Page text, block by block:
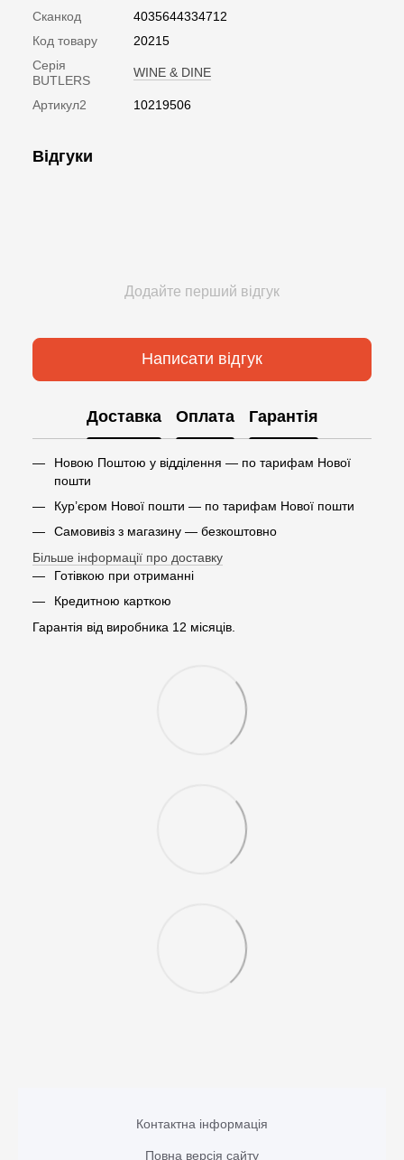
Сканкод
4035644334712
Код товару
20215
Серія
BUTLERS
WINE & DINE
Артикул2 10219506
Відгуки
Додайте перший відгук
Написати відгук
Доставка Оплата Гарантія
Новою Поштою у відділення — по тарифам Нової
пошти
Кур’єром Нової пошти — по тарифам Нової пошти
Самовивіз з магазину — безкоштовно
Більше інформації про доставку
Готівкою при отриманні
Кредитною карткою
Гарантія від виробника 12 місяців.
Контактна інформація
Повна версія сайту